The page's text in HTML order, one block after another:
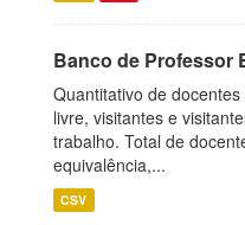
Banco de Professor
Quantitativo de
livre, visitantes e
trabalho. Total de
equivalência,...
CSV